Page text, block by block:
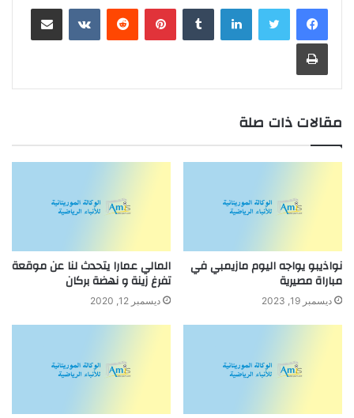
لينكدإن بينتيريست مشاركة عبر البريد
طباعة
مقالات ذات صلة
نواذيبو يواجه اليوم مازيمبي في
مباراة مصيرية
ديسمبر 19, 2023
المالي عمارا يتحدث لنا عن موقعة
تفرغ زينة و نهضة بركان
ديسمبر 12, 2020